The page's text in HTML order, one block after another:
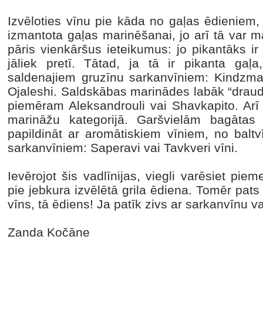
Izvēloties vīnu pie kāda no gaļas
izmantota gaļas marinēšanai, jo arī tā var
pāris vienkāršus ieteikumus: jo pikantāks
jāliek pretī. Tātad, ja tā ir pikanta
saldenajiem gruzīnu sarkanvīniem:
Ojaleshi. Saldskābas marinādes labāk
piemēram Aleksandrouli vai Shavkapito.
marināžu kategorijā. Garšvielām
papildināt ar aromātiskiem vīniem, no
sarkanvīniem: Saperavi vai Tavkveri vīni.
Ievērojot šis vadlīnijas, viegli varēsiet
pie jebkura izvēlētā grila ēdiena. Tomēr
vīns, tā ēdiens! Ja patīk zivs ar sarkanvīnu
Zanda Kočāne